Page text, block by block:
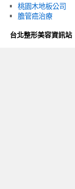
桃園木地板公司
膽管癌治療
台北整形美容資訊站